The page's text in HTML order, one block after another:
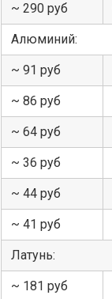
~ 290 руб
Алюминий:
~ 91 руб
~ 86 руб
~ 64 руб
~ 36 руб
~ 44 руб
~ 41 руб
Латунь:
~ 181 руб